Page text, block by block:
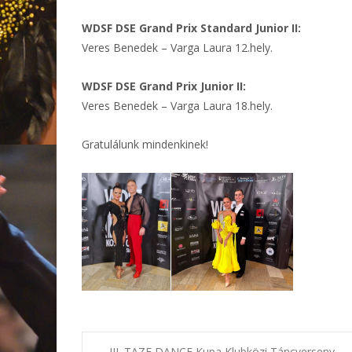
WDSF DSE Grand Prix Standard Junior II:
Veres Benedek – Varga Laura 12.hely.
WDSF DSE Grand Prix Junior II:
Veres Benedek – Varga Laura 18.hely.
Gratulálunk mindenkinek!